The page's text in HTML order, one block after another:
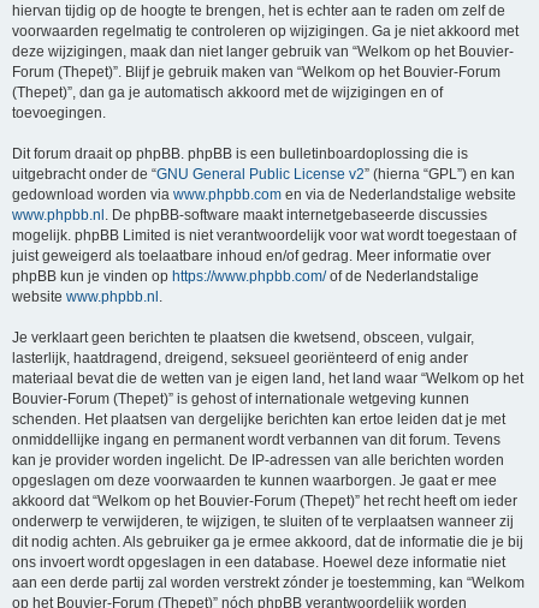
hiervan tijdig op de hoogte te brengen, het is echter aan te raden om zelf de
voorwaarden regelmatig te controleren op wijzigingen. Ga je niet akkoord met
deze wijzigingen, maak dan niet langer gebruik van “Welkom op het Bouvier-
Forum (Thepet)”. Blijf je gebruik maken van “Welkom op het Bouvier-Forum
(Thepet)”, dan ga je automatisch akkoord met de wijzigingen en of
toevoegingen.
Dit forum draait op phpBB. phpBB is een bulletinboardoplossing die is
uitgebracht onder de “GNU General Public License v2” (hierna “GPL”) en kan
gedownload worden via www.phpbb.com en via de Nederlandstalige website
www.phpbb.nl . De phpBB-software maakt internetgebaseerde discussies
mogelijk. phpBB Limited is niet verantwoordelijk voor wat wordt toegestaan of
juist geweigerd als toelaatbare inhoud en/of gedrag. Meer informatie over
phpBB kun je vinden op https://www.phpbb.com/of de Nederlandstalige
website www.phpbb.nl .
Je verklaart geen berichten te plaatsen die kwetsend, obsceen, vulgair,
lasterlijk, haatdragend, dreigend, seksueel georiënteerd of enig ander
materiaal bevat die de wetten van je eigen land, het land waar “Welkom op het
Bouvier-Forum (Thepet)” is gehost of internationale wetgeving kunnen
schenden. Het plaatsen van dergelijke berichten kan ertoe leiden dat je met
onmiddellijke ingang en permanent wordt verbannen van dit forum. Tevens
kan je provider worden ingelicht. De IP-adressen van alle berichten worden
opgeslagen om deze voorwaarden te kunnen waarborgen. Je gaat er mee
akkoord dat “Welkom op het Bouvier-Forum (Thepet)” het recht heeft om ieder
onderwerp te verwijderen, te wijzigen, te sluiten of te verplaatsen wanneer zij
dit nodig achten. Als gebruiker ga je ermee akkoord, dat de informatie die je bij
ons invoert wordt opgeslagen in een database. Hoewel deze informatie niet
aan een derde partij zal worden verstrekt zónder je toestemming, kan “Welkom
op het Bouvier-Forum (Thepet)” nóch phpBB verantwoordelijk worden